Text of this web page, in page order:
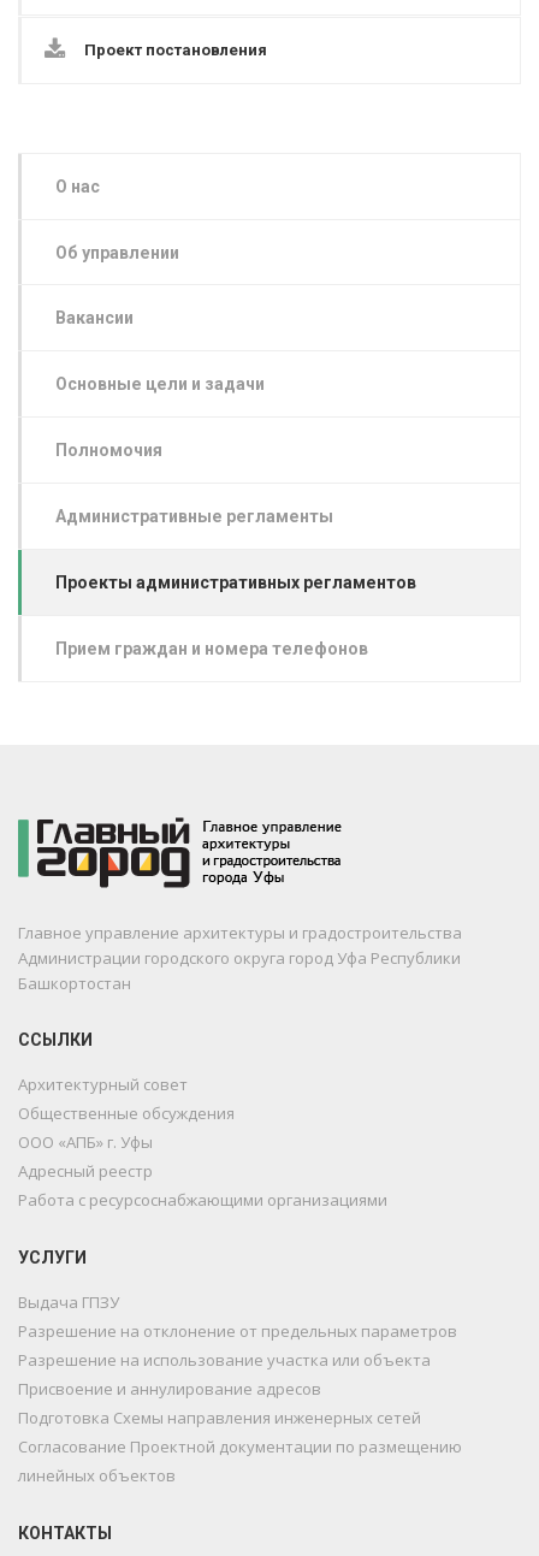
Проект постановления
О нас
Об управлении
Вакансии
Основные цели и задачи
Полномочия
Административные регламенты
Проекты административных регламентов
Прием граждан и номера телефонов
Главное управление архитектуры и градостроительства
Администрации городского округа город Уфа Республики
Башкортостан
ССЫЛКИ
Архитектурный совет
Общественные обсуждения
ООО «АПБ» г. Уфы
Адресный реестр
Работа с ресурсоснабжающими организациями
УСЛУГИ
Выдача ГПЗУ
Разрешение на отклонение от предельных параметров
Разрешение на использование участка или объекта
Присвоение и аннулирование адресов
Подготовка Схемы направления инженерных сетей
Согласование Проектной документации по размещению
линейных объектов
КОНТАКТЫ